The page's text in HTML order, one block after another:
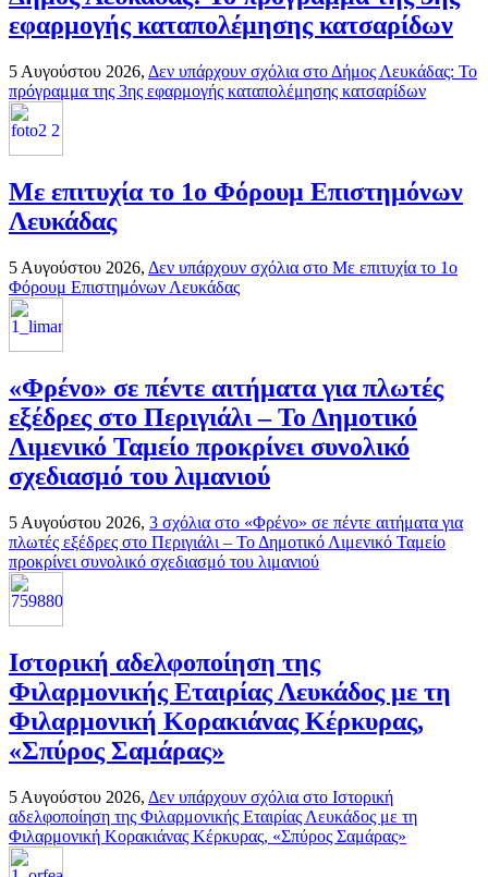
εφαρμογής καταπολέμησης κατσαρίδων
5 Αυγούστου 2026, Δεν υπάρχουν σχόλια στο Δήμος Λευκάδας: Το
πρόγραμμα της 3ης εφαρμογής καταπολέμησης κατσαρίδων
Με επιτυχία το 1ο Φόρουμ Επιστημόνων
Λευκάδας
5 Αυγούστου 2026, Δεν υπάρχουν σχόλια στο Με επιτυχία το 1ο
Φόρουμ Επιστημόνων Λευκάδας
«Φρένο» σε πέντε αιτήματα για πλωτές
εξέδρες στο Περιγιάλι – Το Δημοτικό
Λιμενικό Ταμείο προκρίνει συνολικό
σχεδιασμό του λιμανιού
5 Αυγούστου 2026, 3 σχόλια στο «Φρένο» σε πέντε αιτήματα για
πλωτές εξέδρες στο Περιγιάλι – Το Δημοτικό Λιμενικό Ταμείο
προκρίνει συνολικό σχεδιασμό του λιμανιού
Ιστορική αδελφοποίηση της
Φιλαρμονικής Εταιρίας Λευκάδος με τη
Φιλαρμονική Κορακιάνας Κέρκυρας,
«Σπύρος Σαμάρας»
5 Αυγούστου 2026, Δεν υπάρχουν σχόλια στο Ιστορική
αδελφοποίηση της Φιλαρμονικής Εταιρίας Λευκάδος με τη
Φιλαρμονική Κορακιάνας Κέρκυρας, «Σπύρος Σαμάρας»